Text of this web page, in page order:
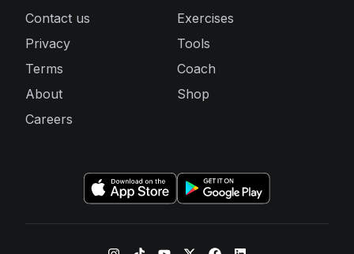
Contact us
Privacy
Terms
About
Careers
Exercises
Tools
Coach
Shop